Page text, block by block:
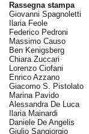
Rassegna stampa
Giovanni Spagnoletti
Ilaria Feole
Federico Pedroni
Massimo Causo
Ben Kenigsberg
Chiara Zuccari
Lorenzo Ciofani
Enrico Azzano
Giacomo S. Pistolato
Marina Pavido
Alessandra De Luca
Ilaria Mainardi
Daniele De Angelis
Giulio Sangiorgio